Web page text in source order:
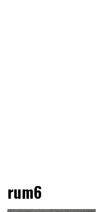
Central Comics
rum6